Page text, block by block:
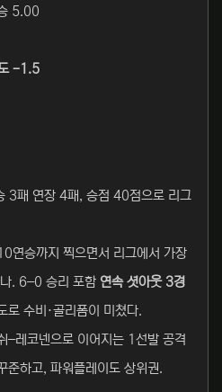
5.00
-1.5
3패 연장 4패, 승점 40점으로 리그
연승까지 찍으면서 리그에서 가장
. 6–0 승리 포함 연속 셧아웃 3경
로 수비·골리폼이 미쳤다.
–레코넨으로 이어지는 1선발 공격
준하고, 파워플레이도 상위권.